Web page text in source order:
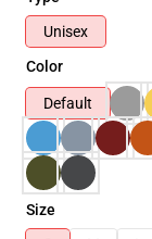
Unisex
Color
Default
Size